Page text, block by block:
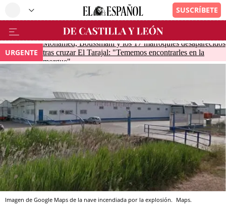
URGENTE
Mohamed, Boussmahi y los 17 marroquíes desaparecidos
tras cruzar El Tarajal: "Tememos encontrarles en la
morgue"
Imagen de Google Maps de la nave incendiada por la explosión. Maps.